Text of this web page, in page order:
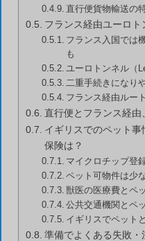
直行便貨物輸送の
フランス経由ユーロト
フランス入国では
も
ユーロトンネル（
二重手続きになり
フランス経由ルー
直行便とフランス経由
イギリスでのペット事
保険は？
マイクロチップ登
ペット可物件は少
獣医の医療費とペ
公共交通機関とペ
イギリスでペット
準備でよくある失敗・